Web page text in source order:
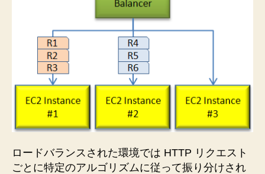
ロードバランスされた環境では HTTP リクエスト
ごとに特定のアルゴリズムに従って振り分けされ